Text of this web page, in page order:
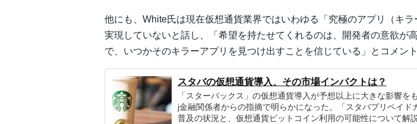
他にも、White氏は現在仮想通貨業界ではいわゆる「究極のアプリ（キラ
実現していないと話し、「希望を持たせてくれるのは、開発者の意欲が
で、いつかそのキラーアプリを見つけ出すことを信じている」とコメント
スタバの仮想通貨導入、その市場インパクトは？
「スターバックス」の仮想通貨導入が予想以上に大きな影響を
j金融関係者からの指摘で明らかになった。「スタバプリペイド
普及の状況と、仮想通貨ビットコイン利用の可能性について解説